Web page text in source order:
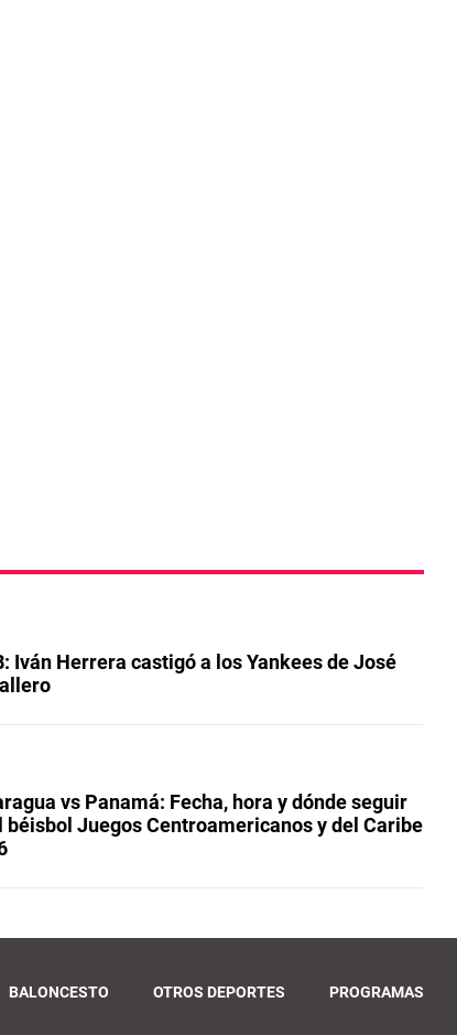
Iván Herrera castigó a los Yankees de José
vs Panamá: Fecha, hora y dónde seguir
béisbol Juegos Centroamericanos y del Caribe
BALONCESTO OTROS DEPORTES PROGRAMAS